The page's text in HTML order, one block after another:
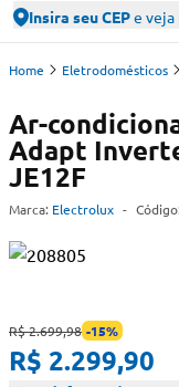
Insira seu CEPe veja
Home Eletrodomésticos
Ar-
Adapt
JE12F
Marca: Electrolux - Código:
R$ 2.699,98 -15%
R$ 2.299,90